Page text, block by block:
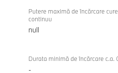
Putere maximă de încărcare
continuu
null
Durata minimă de încărcare c.a.
-